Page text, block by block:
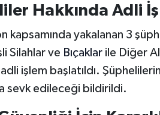
Hakkında Adli
kapsamında yakalanan 3
Silahlar ve Bıçaklar ile Diğer
işlem başlatıldı.
sevk edileceği bildirildi.